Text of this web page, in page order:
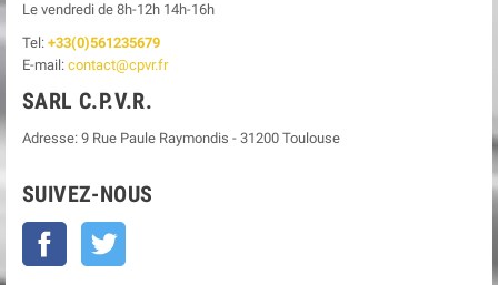
Le vendredi de 8h-12h 14h-16h
Tel: +33(0)561235679
E-mail: contact@cpvr.fr
SARL C.P.V.R.
Adresse: 9 Rue Paule Raymondis - 31200 Toulouse
SUIVEZ-NOUS
Facebook